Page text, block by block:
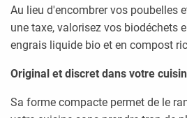
Au lieu d'encombrer vos poubelles
une taxe, valorisez vos biodéchets
engrais liquide bio et en compost
Original et discret dans votre
Sa forme compacte permet de le